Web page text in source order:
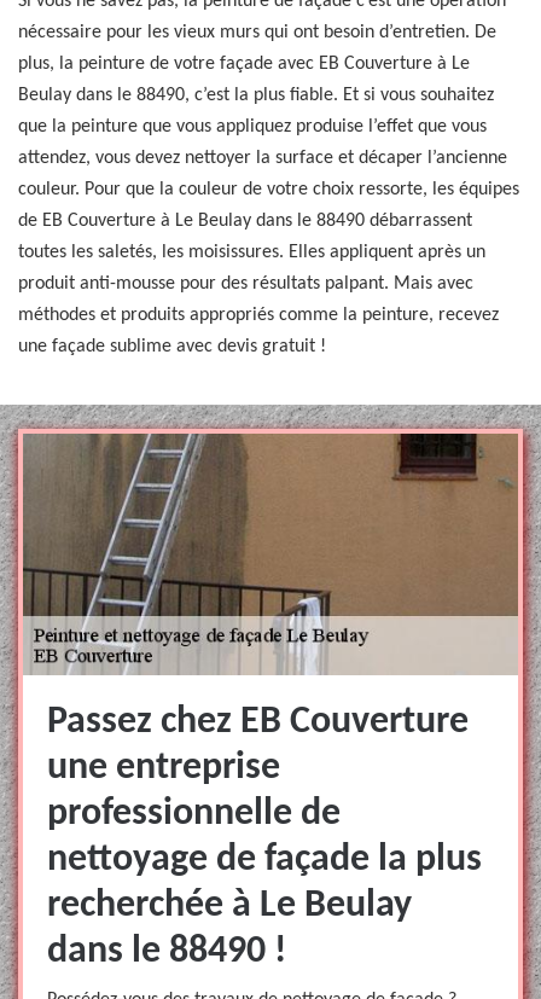
nécessaire pour les vieux murs qui ont besoin d’entretien. De
plus, la peinture de votre façade avec EB Couverture à Le
Beulay dans le 88490, c’est la plus fiable. Et si vous souhaitez
que la peinture que vous appliquez produise l’effet que vous
attendez, vous devez nettoyer la surface et décaper l’ancienne
couleur. Pour que la couleur de votre choix ressorte, les équipes
de EB Couverture à Le Beulay dans le 88490 débarrassent
toutes les saletés, les moisissures. Elles appliquent après un
produit anti-mousse pour des résultats palpant. Mais avec
méthodes et produits appropriés comme la peinture, recevez
une façade sublime avec devis gratuit !
Passez chez EB Couverture
une entreprise
professionnelle de
nettoyage de façade la plus
recherchée à Le Beulay
dans le 88490 !